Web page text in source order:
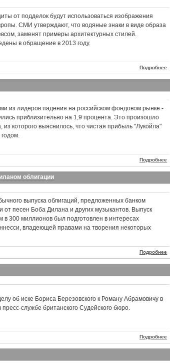
от подделок будут использоваться изображения
СМИ утверждают, что водяные знаки в виде образа
заменят примеры архитектурных стилей.
в обращение в 2013 году.
Подробнее
из лидеров падения на российском фондовом рынке -
приблизительно на 1,9 процента. Это произошло
которого выяснилось, что чистая прибыль "Лукойла"
Подробнее
облигации
выпуска облигаций, предложенных банком
песен Боба Дилана и других музыкантов. Выпуск
в 300 миллионов был подготовлен в интересах
владеющей правами на творения некоторых
Подробнее
об иске Бориса Березовского к Роману Абрамовичу в
службе британского Судейского бюро.
Подробнее